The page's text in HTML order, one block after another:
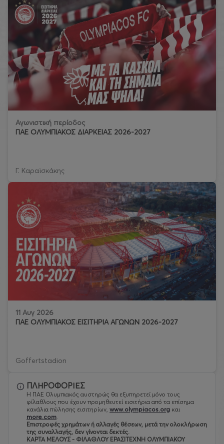
Αγωνιστική περίοδος
ΠΑΕ ΟΛΥΜΠΙΑΚΟΣ ΔΙΑΡΚΕΙΑΣ 2026-2027
Γ. Καραϊσκάκης
11 Αυγ 2026
ΠΑΕ ΟΛΥΜΠΙΑΚΟΣ ΕΙΣΙΤΗΡΙΑ ΑΓΩΝΩΝ 2026-2027
Goffertstadion
ΠΛΗΡΟΦΟΡΙΕΣ
Η ΠΑΕ Ολυμπιακός αυστηρώς θα εξυπηρετεί μόνο τους
φίλαθλους που έχουν προμηθευτεί εισιτήρια από τα επίσημα
κανάλια πώλησης εισιτηρίων, www.olympiacos.org και
more.com.
Eπιστροφές χρημάτων ή αλλαγές θέσεων, μετά την ολοκλήρωση
της συναλλαγής, δεν γίνονται δεκτές.
ΚΑΡΤΑ ΜΕΛΟΥΣ - ΦΙΛΑΘΛΟΥ ΕΡΑΣΙΤΕΧΝΗ ΟΛΥΜΠΙΑΚΟΥ